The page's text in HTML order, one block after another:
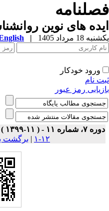
های نوین
18 مرداد 1405 |
English
]
ورود خودکار
نام
رمز عبور
۷، شماره ۱۱ - ( ۱۱-۱۳۹۹ )
۱۲-۱
| برگشت